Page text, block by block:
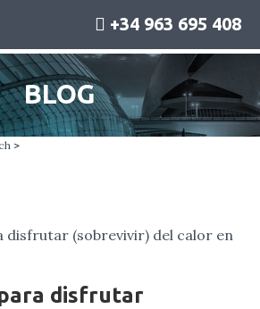
+34 963 695 408
BLOG
>
disfrutar